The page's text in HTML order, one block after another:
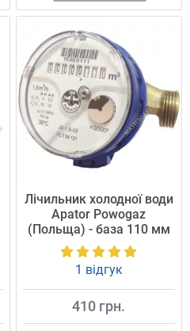
Лічильник холодної води
Apator Powogaz
(Польща) - база 110 мм
1 відгук
410 грн.